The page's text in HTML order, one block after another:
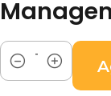
Cantidad